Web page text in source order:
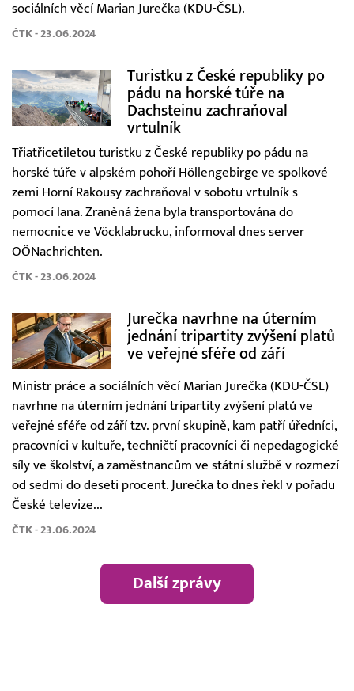
sociálních věcí Marian Jurečka (KDU-ČSL).
ČTK - 23.06.2024
Turistku z České republiky po
pádu na horské túře na
Dachsteinu zachraňoval
vrtulník
Třiatřicetiletou turistku z České republiky po pádu na
horské túře v alpském pohoří Höllengebirge ve spolkové
zemi Horní Rakousy zachraňoval v sobotu vrtulník s
pomocí lana. Zraněná žena byla transportována do
nemocnice ve Vöcklabrucku, informoval dnes server
OÖNachrichten.
ČTK - 23.06.2024
Jurečka navrhne na úterním
jednání tripartity zvýšení platů
ve veřejné sféře od září
Ministr práce a sociálních věcí Marian Jurečka (KDU-ČSL)
navrhne na úterním jednání tripartity zvýšení platů ve
veřejné sféře od září tzv. první skupině, kam patří úředníci,
pracovníci v kultuře, techničtí pracovníci či nepedagogické
síly ve školství, a zaměstnancům ve státní službě v rozmezí
od sedmi do deseti procent. Jurečka to dnes řekl v pořadu
České televize...
ČTK - 23.06.2024
Další zprávy